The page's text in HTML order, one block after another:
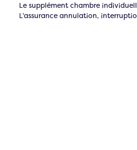
Le supplément chambre
L’assurance annulation,